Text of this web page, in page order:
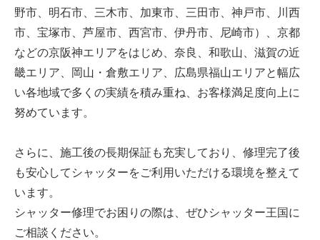
野市、明石市、三木市、加東市、三田市、神戸市、川西
市、宝塚市、芦屋市、西宮市、伊丹市、尼崎市）、京都
などの京阪神エリアをはじめ、奈良、和歌山、滋賀の近
畿エリア、岡山・倉敷エリア、広島県福山エリアと幅広
い各地域で多くの実績を積み重ね、お客様満足度向上に
努めています。
さらに、施工後の長期保証も充実しており、修理完了後
も安心してシャッターをご利用いただける環境を整えて
います。
シャッター修理でお困りの際は、ぜひシャッター王国に
ご相談ください。